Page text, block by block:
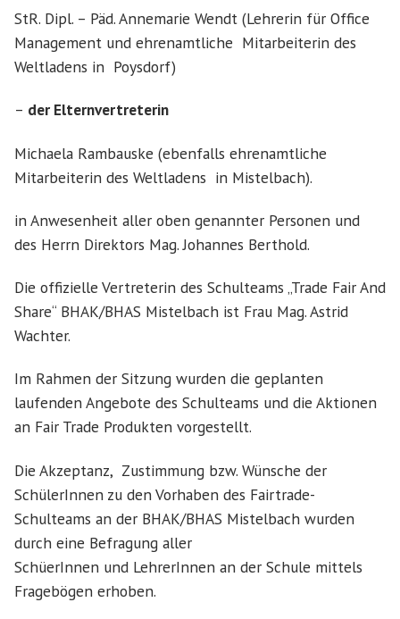
StR. Dipl. – Päd. Annemarie Wendt (Lehrerin für Office
Management und ehrenamtliche Mitarbeiterin des
Weltladens in Poysdorf)
– der Elternvertreterin
Michaela Rambauske (ebenfalls ehrenamtliche
Mitarbeiterin des Weltladens in Mistelbach).
in Anwesenheit aller oben genannter Personen und
des Herrn Direktors Mag. Johannes Berthold.
Die offizielle Vertreterin des Schulteams „Trade Fair And
Share“ BHAK/BHAS Mistelbach ist Frau Mag. Astrid
Wachter.
Im Rahmen der Sitzung wurden die geplanten
laufenden Angebote des Schulteams und die Aktionen
an Fair Trade Produkten vorgestellt.
Die Akzeptanz, Zustimmung bzw. Wünsche der
SchülerInnen zu den Vorhaben des Fairtrade-
Schulteams an der BHAK/BHAS Mistelbach wurden
durch eine Befragung aller
SchüerInnen und LehrerInnen an der Schule mittels
Fragebögen erhoben.